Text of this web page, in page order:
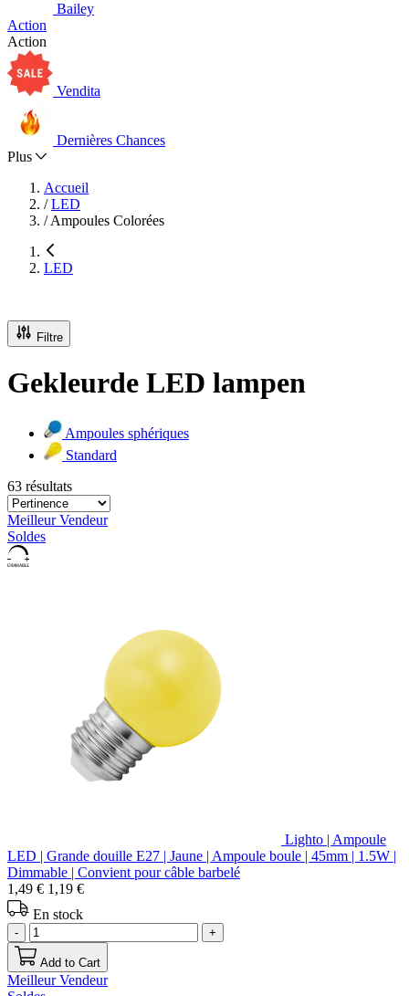
Bailey
Action
Action
Vendita
Dernières Chances
Plus
Accueil
/ LED
/ Ampoules Colorées
LED
Filtre
Gekleurde LED lampen
Ampoules sphériques
Standard
63 résultats
Meilleur Vendeur
Soldes
Lighto | Ampoule
LED | Grande douille E27 | Jaune | Ampoule boule | 45mm | 1.5W |
Dimmable | Convient pour câble barbelé
1,49 € 1,19 €
En stock
- +
Add to Cart
Meilleur Vendeur